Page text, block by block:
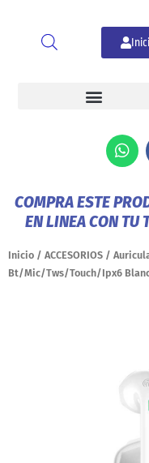
contenido
W
h
s
a
p
COMPRA ESTE
EN LINEA CON TU
Inicio / ACCESORIOS /
Bt/Mic/Tws/Touch/Ipx6